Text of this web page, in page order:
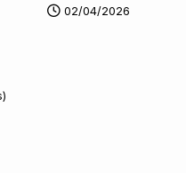
02/04/2026